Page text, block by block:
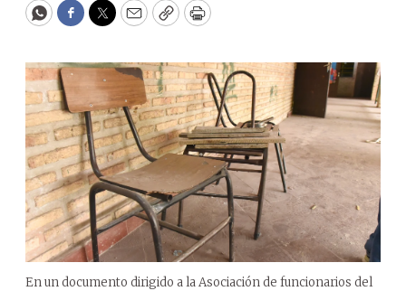
WhatsApp
Facebook
Twitter
EmailCopyPrint
En un documento dirigido a la Asociación de funcionarios del